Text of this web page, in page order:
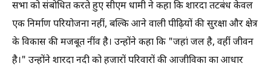
सभा को संबोधित करते हुए सीएम धामी ने कहा कि शारदा तटबंध केवल
एक निर्माण परियोजना नहीं, बल्कि आने वाली पीढ़ियों की सुरक्षा और क्षेत्र
के विकास की मजबूत नींव है। उन्होंने कहा कि "जहां जल है, वहीं जीवन
है।" उन्होंने शारदा नदी को हजारों परिवारों की आजीविका का आधार